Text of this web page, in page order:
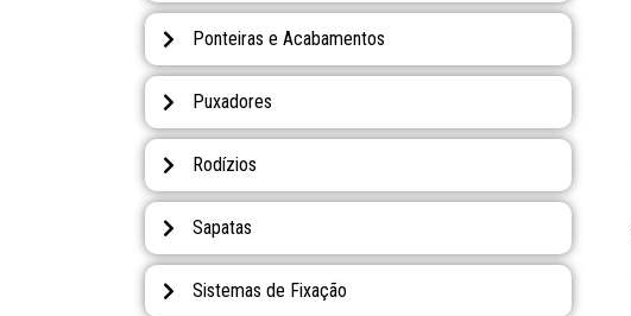
Ponteiras e Acabamentos
Puxadores
Rodízios
Sapatas
Sistemas de Fixação